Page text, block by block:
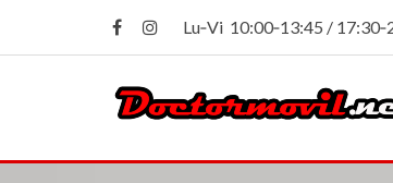
Lu‑Vi 10:00‑13:45 /